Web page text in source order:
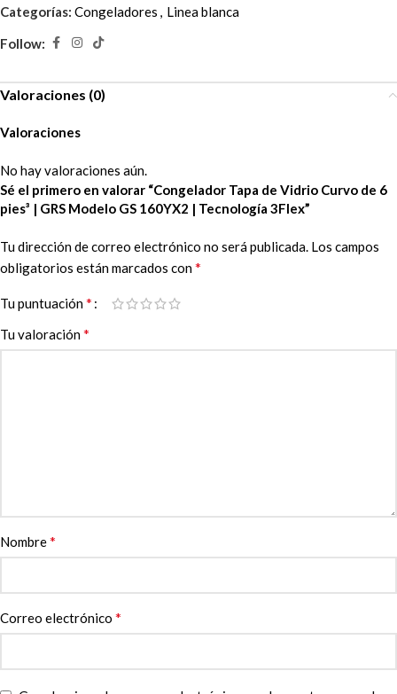
Categorías: Congeladores , Linea blanca
Follow:
Valoraciones (0)
Valoraciones
No hay valoraciones aún.
Sé el primero en valorar “Congelador Tapa de Vidrio Curvo de 6
pies³ | GRS Modelo GS 160YX2 | Tecnología 3Flex”
Tu dirección de correo electrónico no será publicada. Los campos
obligatorios están marcados con*
Tu puntuación*
Tu valoración*
Nombre*
Correo electrónico *